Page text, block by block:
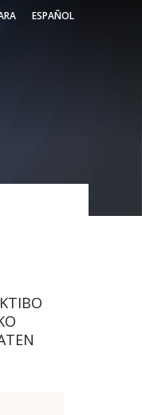
ESPAÑOL